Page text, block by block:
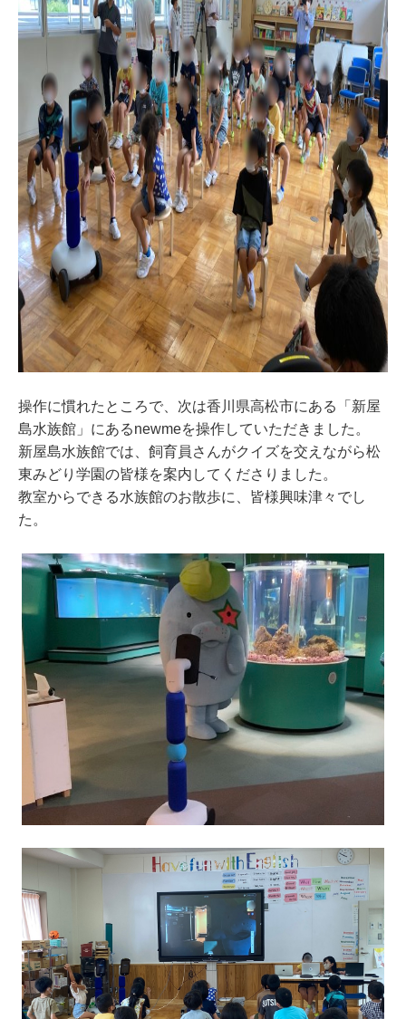
操作に慣れたところで、次は香川県高松市にある「新屋
島水族館」にあるnewmeを操作していただきました。
新屋島水族館では、飼育員さんがクイズを交えながら松
東みどり学園の皆様を案内してくださりました。
教室からできる水族館のお散歩に、皆様興味津々でし
た。